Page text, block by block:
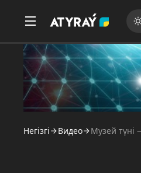
Негізгі Видео Музей түні